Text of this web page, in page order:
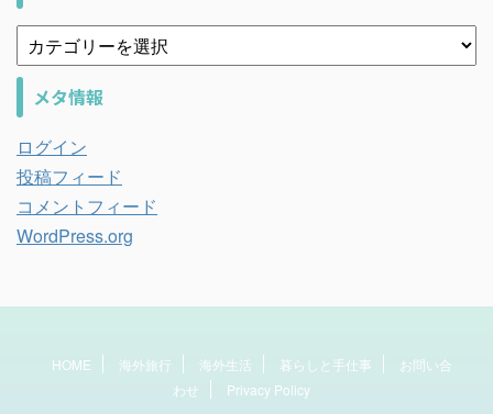
メタ情報
ログイン
投稿フィード
コメントフィード
WordPress.org
HOME 海外旅行 海外生活 暮らしと手仕事
お問い合
わせ
Privacy Policy